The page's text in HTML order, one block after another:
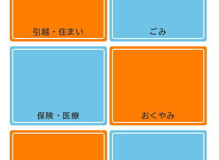
引越・住まい
保険・医療
ごみ
おくやみ